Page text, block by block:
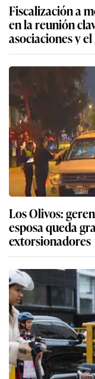
Fiscalización a
en la reunión
asociaciones y
Los Olivos:
esposa queda
extorsionadores